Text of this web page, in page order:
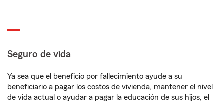
Seguro de vida
Ya sea que el beneficio por fallecimiento ayude a su
beneficiario a pagar los costos de vivienda, mantener el nivel
de vida actual o ayudar a pagar la educación de sus hijos, el